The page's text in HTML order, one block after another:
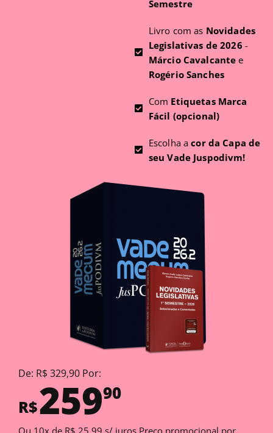
Semestre
Livro com as Novidades
Legislativas de 2026 -
Márcio Cavalcante e
Rogério Sanches
Com Etiquetas Marca
Fácil (opcional)
Escolha acor da Capa de
seu Vade Juspodivm!
De: R$ 329,90 Por:
R$25990
Ou 10x de R$ 25,99 s/ juros Preço promocional por